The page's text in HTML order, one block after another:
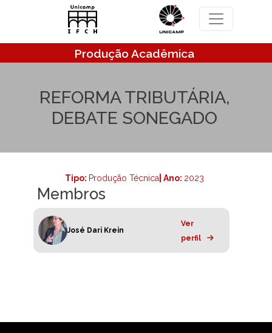
Pular para o conteúdo principal
Produção Acadêmica
REFORMA TRIBUTÁRIA,
DEBATE SONEGADO
Tipo: Produção Técnica | Ano: 2023
Membros
José Dari Krein
Ver
perfil